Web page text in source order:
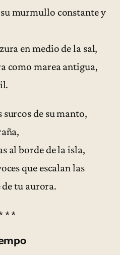
murmullo constante y
en medio de la sal,
como marea antigua,
de su manto,
al borde de la isla,
que escalan las
de tu aurora.
* *